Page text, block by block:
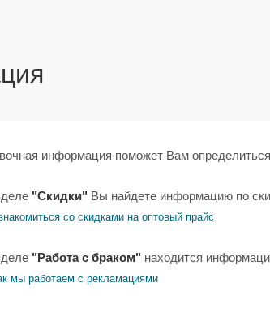
информация поможет Вам
"Скидки" Вы найдете информацию по
со скидками на оптовый прайс
"Работа с браком" находится
мы работаем с рекламациями